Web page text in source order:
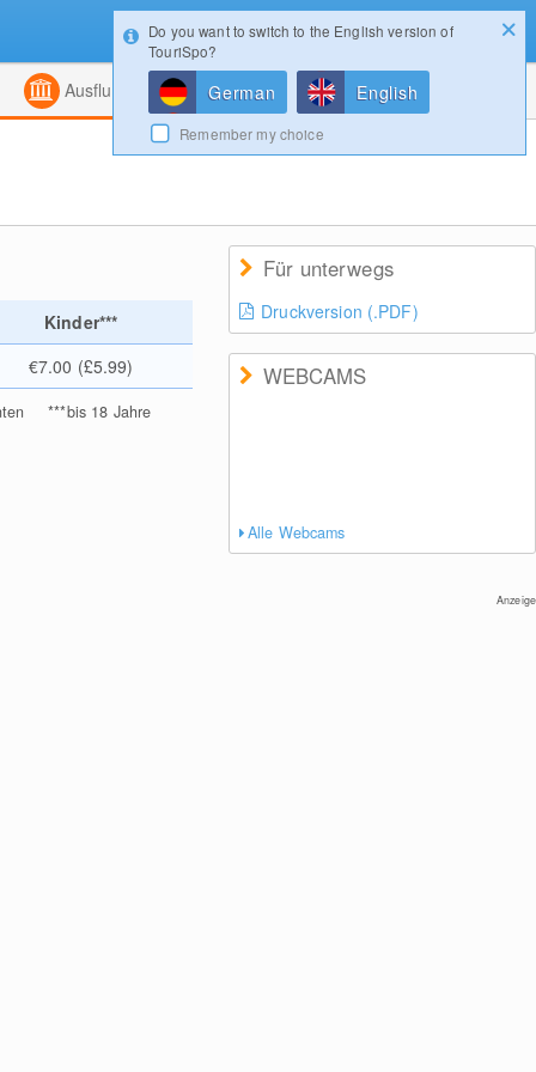
Kombiniert
Ausflugsziele Magazin
Kinder***
€7.00 (£5.99)
***bis 18 Jahre
Für unterwegs
Druckversion (.PDF)
WEBCAMS
Alle Webcams
Anzeige
Login
Do you want to switch to the English version of
TouriSpo?
German English
Remember my choice
Konfigurator Gewinnspiele